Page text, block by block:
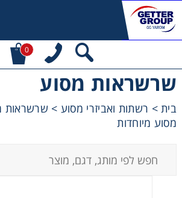
0
שרשראות מסוע
בית> רשתות ואביזרי מסוע > שרשראות
מסוע מיוחדות
form not found.
מעונין לקבל הצעת מחיר או
מקשרים, מצמדים ובלמים